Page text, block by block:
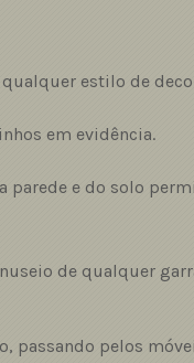
qualquer estilo de
em evidência.
parede e do solo
de qualquer
passando pelos